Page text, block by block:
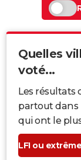
Quelles
voté...
Les résultats
partout dans
qui ont le plus
LFI ou